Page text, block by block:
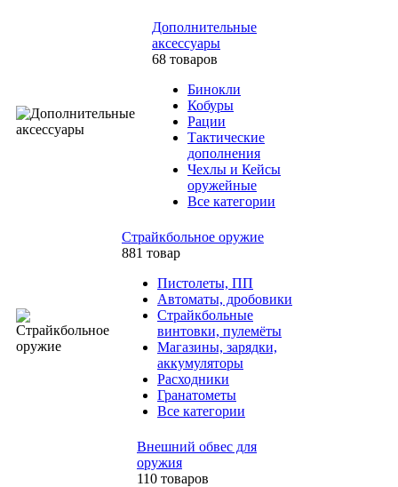
Дополнительные
аксессуары
68 товаров
Бинокли
Кобуры
Рации
Тактические
дополнения
Чехлы и Кейсы
оружейные
Все категории
Страйкбольное оружие
881 товар
Пистолеты, ПП
Автоматы, дробовики
Страйкбольные
винтовки, пулемёты
Магазины, зарядки,
аккумуляторы
Расходники
Гранатометы
Все категории
Внешний обвес для
оружия
110 товаров